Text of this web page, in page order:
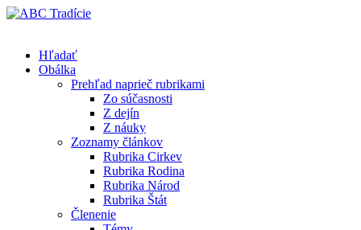
Hľadať
Obálka
Prehľad naprieč rubrikami
Zo súčasnosti
Z dejín
Z náuky
Zoznamy článkov
Rubrika Cirkev
Rubrika Rodina
Rubrika Národ
Rubrika Štát
Členenie